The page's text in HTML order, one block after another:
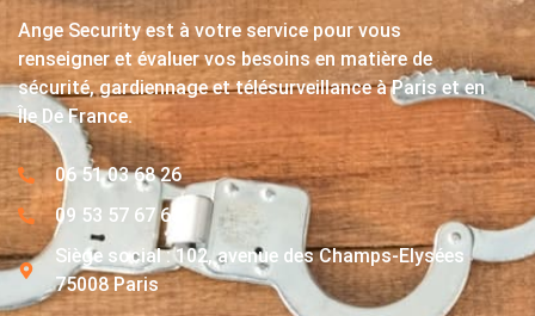
Ange Security est à votre service pour vous
renseigner et évaluer vos besoins en matière de
sécurité, gardiennage et télésurveillance à Paris et en
Île De France.
06 51 03 68 26
09 53 57 67 63
Siège social : 102, avenue des Champs-Elysées
75008 Paris